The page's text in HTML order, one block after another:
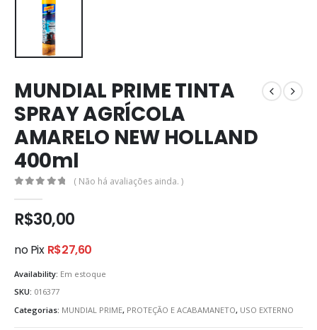
MUNDIAL PRIME TINTA
SPRAY AGRÍCOLA
AMARELO NEW HOLLAND
400ml
( Não há avaliações ainda. )
R$30,00
no Pix R$27,60
Availability: Em estoque
SKU: 016377
Categorias: MUNDIAL PRIME, PROTEÇÃO E ACABAMANETO, USO EXTERNO